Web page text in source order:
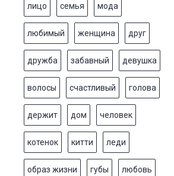
лицо семья мода
любимый женщина друг
дружба забавный девушка
волосы счастливый голова
держит дом человек
котенок китти леди
образ жизни губы любовь